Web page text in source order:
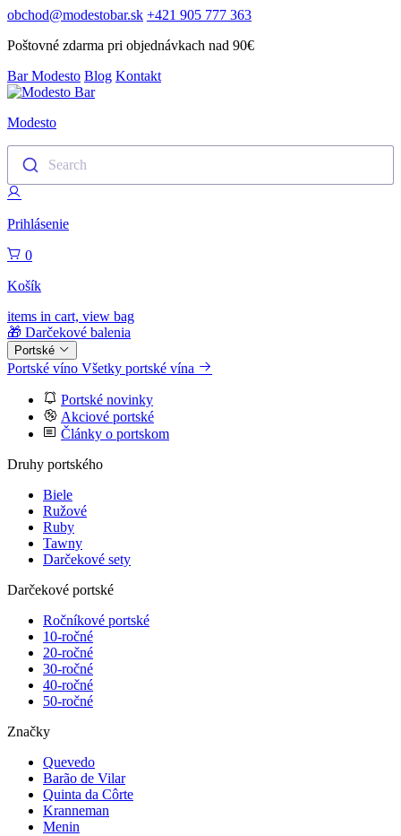
obchod@modestobar.sk +421 905 777 363
Poštovné zdarma pri objednávkach nad 90€
Bar Modesto Blog Kontakt
Modesto
Search
Prihlásenie
0
Košík
items in cart, view bag
🎁 Darčekové balenia
Portské
Portské víno Všetky portské vína
Portské novinky
Akciové portské
Články o portskom
Druhy portského
Biele
Ružové
Ruby
Tawny
Darčekové sety
Darčekové portské
Ročníkové portské
10-ročné
20-ročné
30-ročné
40-ročné
50-ročné
Značky
Quevedo
Barão de Vilar
Quinta da Côrte
Kranneman
Menin